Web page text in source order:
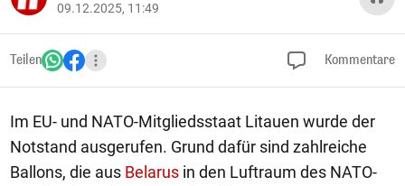
09.12.2025, 11:49
Teilen Kommentare
Im EU- und NATO-Mitgliedsstaat Litauen wurde der
Notstand ausgerufen. Grund dafür sind zahlreiche
Ballons, die aus Belarus in den Luftraum des NATO-